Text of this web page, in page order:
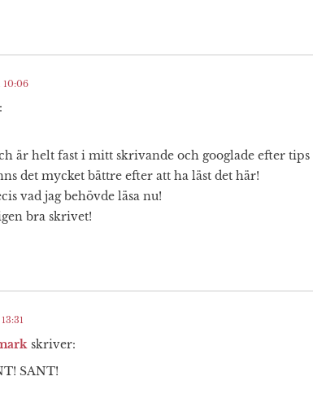
10:06
är helt fast i mitt skrivande och googlade efter
det mycket bättre efter att ha läst det här!
vad jag behövde läsa nu!
bra skrivet!
skriver:
SANT!